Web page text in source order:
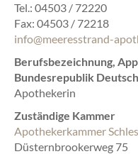
Tel.: 04503 / 72220
Fax: 04503 / 72218
info@meeresstrand-
Berufsbezeichnung,
Bundesrepublik
Apothekerin
Zuständige Kammer
Apothekerkammer
Düsternbrookerweg 75